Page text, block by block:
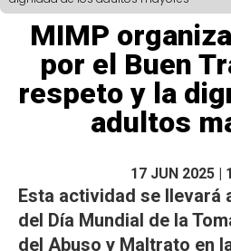
MIMP
por el Buen
respeto y la
adultos
17 JUN 2025 |
Esta actividad se llevará
del Día Mundial de la
del Abuso y Maltrato en